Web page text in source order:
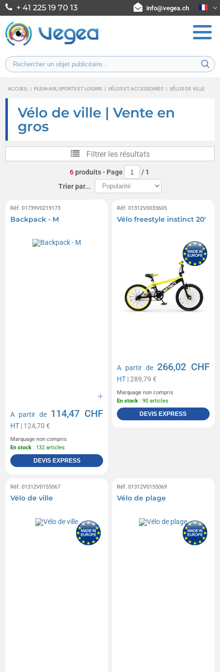
+ 41 225 19 70 13 info@vegea.ch
ACCUEIL | PLEIN-AIR, SPORTS ET LOISIRS | VÉLOS ET ACCESSOIRES | VÉLOS DE VILLE
Vélo de ville | Vente en
gros
Filtrer les résultats
6produits- Page / 1
Trier par...
Réf. 01739V0219173
Backpack - M
A partir de 114,47 CHF
HT | 124,70 €
Marquage non compris
En stock : 132 articles
DEVIS EXPRESS
Réf. 01312V0033605
Vélo freestyle instinct 20'
A partir de 266,02 CHF
HT | 289,79 €
Marquage non compris
En stock : 90 articles
DEVIS EXPRESS
Réf. 01312V0155067
Vélo de ville
Réf. 01312V0155069
Vélo de plage